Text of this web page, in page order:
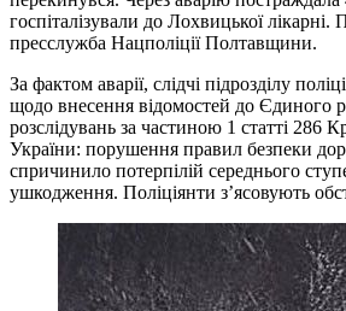
госпіталізували до Лохвицької лікарні.
пресслужба Нацполіції Полтавщини.
За фактом аварії, слідчі підрозділу
щодо внесення відомостей до Єдиного
розслідувань за частиною 1 статті 286
України: порушення правил безпеки
спричинило потерпілій середнього
ушкодження. Поліціянти з’ясовують